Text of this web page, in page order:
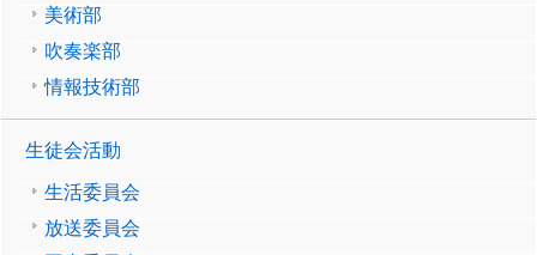
美術部
吹奏楽部
情報技術部
生徒会活動
生活委員会
放送委員会